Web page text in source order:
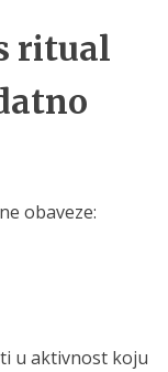
ritual
obaveze:
u aktivnost koju